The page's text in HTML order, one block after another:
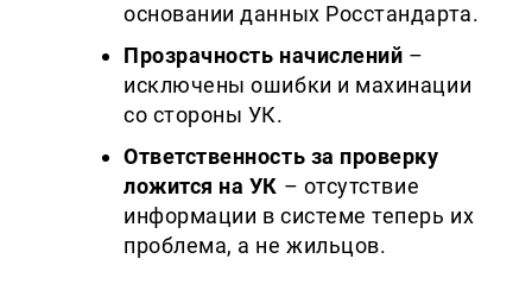
основании данных Росстандарта.
Прозрачность начислений –
исключены ошибки и махинации
со стороны УК.
Ответственность за проверку
ложится на УК – отсутствие
информации в системе теперь их
проблема, а не жильцов.